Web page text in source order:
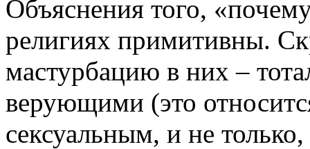
Объяснения того,
религиях примитивны.
мастурбацию в них –
верующими (это
сексуальным, и не